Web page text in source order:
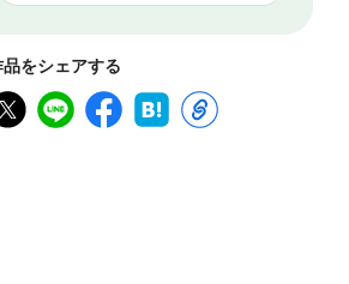
品をシェアする